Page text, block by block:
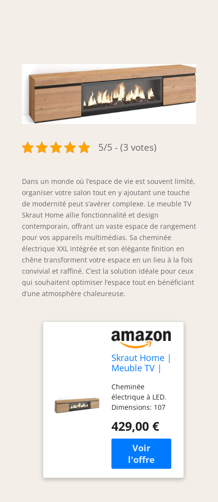
5/5 - (3 votes)
Dans un monde où l’espace de vie est souvent limité,
organiser votre salon tout en y ajoutant une touche
de modernité peut s’avérer complexe. Le meuble TV
Skraut Home allie fonctionnalité et design
contemporain, offrant un vaste espace de rangement
pour vos appareils multimédias. Sa cheminée
électrique XXL intégrée et son élégante finition en
chêne transforment votre espace en un lieu à la fois
convivial et raffiné. C’est la solution idéale pour ceux
qui souhaitent optimiser l’espace tout en bénéficiant
d’une atmosphère chaleureuse.
Skraut Home |
Meuble TV |
Grand Espace
de Rangement
| 210 | pour
Les TV jusqu'à
80" |
Cheminée
électrique XXL
| Style
Moderne |
Chêne
Cheminée
électrique à LED.
Dimensions: 107
de haut. Effet de
feu 3D
incroyablement
réaliste. Pas de
risque de brûlure
car il n'y a pas de
429,00 €